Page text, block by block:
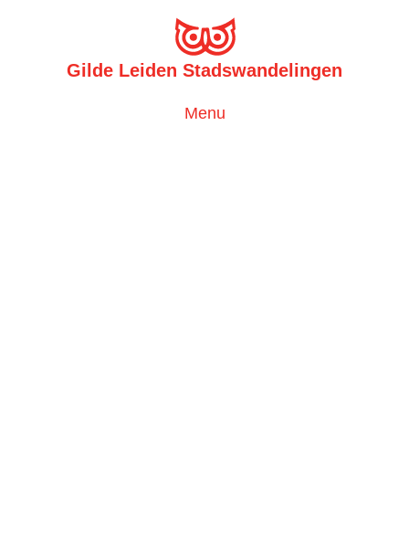
Gilde Leiden Stadswandelingen
Toggle
Menu